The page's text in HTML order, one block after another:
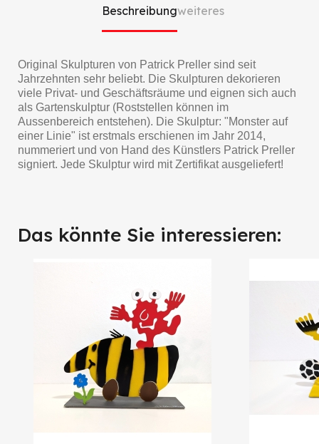
Beschreibungweiteres
Original Skulpturen von Patrick Preller sind seit
Jahrzehnten sehr beliebt. Die Skulpturen dekorieren
viele Privat- und Geschäftsräume und eignen sich auch
als Gartenskulptur (Roststellen können im
Aussenbereich entstehen). Die Skulptur: "Monster auf
einer Linie" ist erstmals erschienen im Jahr 2014,
nummeriert und von Hand des Künstlers Patrick Preller
signiert. Jede Skulptur wird mit Zertifikat ausgeliefert!
Das könnte Sie interessieren: